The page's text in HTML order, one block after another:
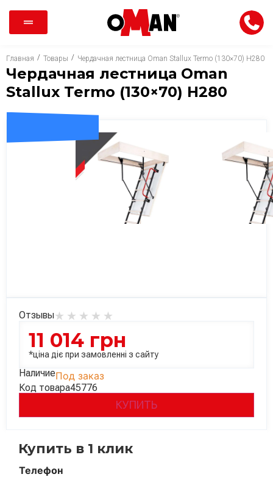
Главная / Товары / Чердачная лестница Oman Stallux Termo (130×70) H280
Чердачная лестница Oman
Stallux Termo (130×70) H280
Отзывы
11 014 грн
*ціна діє при замовленні з сайту
НаличиеПод заказ
Код товара45776
КУПИТЬ
Купить в 1 клик
Телефон